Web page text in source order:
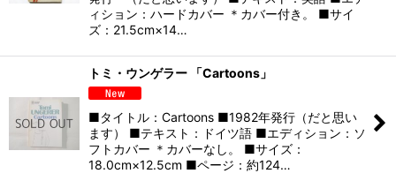
ィション：ハードカバー ＊カバー付き。 ■サイ
ズ：21.5cm×14…
トミ・ウンゲラー 「Cartoons」
■タイトル：Cartoons ■1982年発行（だと思い
ます） ■テキスト：ドイツ語 ■エディション：ソ
フトカバー ＊カバーなし。 ■サイズ：
18.0cm×12.5cm ■ページ：約124…